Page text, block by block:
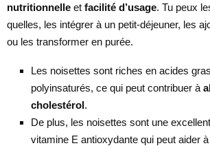
nutritionnelle et facilité d’usage. Tu peux
quelles, les intégrer à un petit-déjeuner, les
ou les transformer en purée.
Les noisettes sont riches en acides
polyinsaturés, ce qui peut contribuer à
cholestérol.
De plus, les noisettes sont une
vitamine E antioxydante qui peut aider